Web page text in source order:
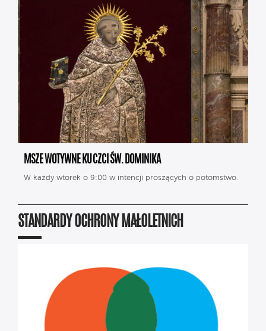
MSZE WOTYWNE KU CZCI ŚW. DOMINIKA
W każdy wtorek o 9:00 w intencji proszących o potomstwo.
STANDARDY OCHRONY MAŁOLETNICH